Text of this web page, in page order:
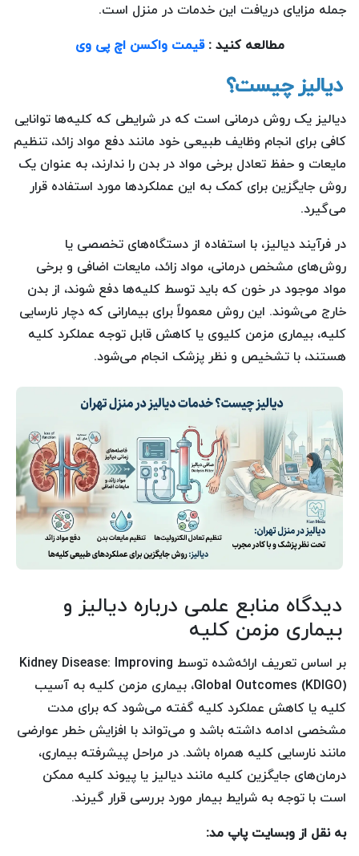
جمله مزایای دریافت این خدمات در منزل است.
مطالعه کنید :قیمت واکسن اچ پی وی
دیالیز چیست؟
دیالیز یک روش درمانی است که در شرایطی که کلیه‌ها توانایی
کافی برای انجام وظایف طبیعی خود مانند دفع مواد زائد، تنظیم
مایعات و حفظ تعادل برخی مواد در بدن را ندارند، به عنوان یک
روش جایگزین برای کمک به این عملکردها مورد استفاده قرار
می‌گیرد.
در فرآیند دیالیز، با استفاده از دستگاه‌های تخصصی یا
روش‌های مشخص درمانی، مواد زائد، مایعات اضافی و برخی
مواد موجود در خون که باید توسط کلیه‌ها دفع شوند، از بدن
خارج می‌شوند. این روش معمولاً برای بیمارانی که دچار نارسایی
کلیه، بیماری مزمن کلیوی یا کاهش قابل توجه عملکرد کلیه
هستند، با تشخیص و نظر پزشک انجام می‌شود.
دیدگاه منابع علمی درباره دیالیز و
بیماری مزمن کلیه
بر اساس تعریف ارائه‌شده توسط Kidney Disease: Improving
Global Outcomes (KDIGO)، بیماری مزمن کلیه به آسیب
کلیه یا کاهش عملکرد کلیه گفته می‌شود که برای مدت
مشخصی ادامه داشته باشد و می‌تواند با افزایش خطر عوارضی
مانند نارسایی کلیه همراه باشد. در مراحل پیشرفته بیماری،
درمان‌های جایگزین کلیه مانند دیالیز یا پیوند کلیه ممکن
است با توجه به شرایط بیمار مورد بررسی قرار گیرند.
به نقل از وبسایت پاپ مد: